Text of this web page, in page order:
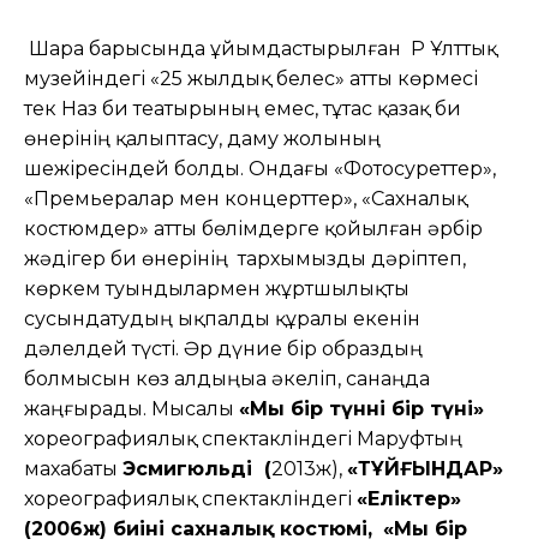
Шара барысында ұйымдастырылған ҚР Ұлттық
музейіндегі «25 жылдық белес» атты көрмесі
тек Наз би театырының емес, тұтас қазақ би
өнерінің қалыптасу, даму жолының
шежіресіндей болды. Ондағы «Фотосуреттер»,
«Премьералар мен концерттер», «Сахналық
костюмдер» атты бөлімдерге қойылған әрбір
жәдігер би өнерінің тархымызды дәріптеп,
көркем туындылармен жұртшылықты
сусындатудың ықпалды құралы екенін
дәлелдей түсті. Әр дүние бір образдың
болмысын көз алдыңыа әкеліп, санаңда
жаңғырады. Мысалы «Мың бір түннің бір түні»
хореографиялық спектакліндегі Маруфтың
махабаты Эсмигюльдің (2013ж), «ТҰЙҒЫНДАР»
хореографиялық спектакліндегі «Еліктер»
(2006ж) биінің сахналық костюмі, «Мың бір